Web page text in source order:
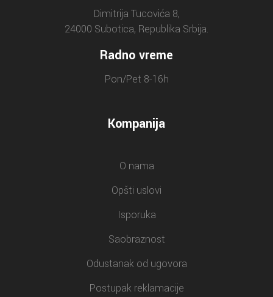
Dimitrija Tucovića 8,
24000 Subotica, Republika Srbija.
Radno vreme
Pon/Pet 8-16h
Kompanija
O nama
Opšti uslovi
Isporuka
Saobraznost
Odustanak od ugovora
Postupak reklamacije